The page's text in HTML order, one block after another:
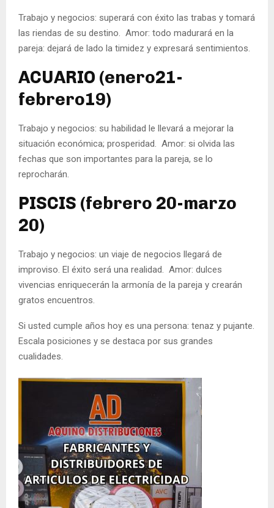
Trabajo y negocios: superará con éxito las trabas y tomará
las riendas de su destino. Amor: todo madurará en la
pareja: dejará de lado la timidez y expresará sentimientos.
ACUARIO (enero21-
febrero19)
Trabajo y negocios: su habilidad le llevará a mejorar la
situación económica; prosperidad. Amor: si olvida las
fechas que son importantes para la pareja, se lo
reprocharán.
PISCIS (febrero 20-marzo
20)
Trabajo y negocios: un viaje de negocios llegará de
improviso. El éxito será una realidad. Amor: dulces
vivencias enriquecerán la armonía de la pareja y crearán
gratos encuentros.
Si usted cumple años hoy es una persona: tenaz y pujante.
Escala posiciones y se destaca por sus grandes
cualidades.